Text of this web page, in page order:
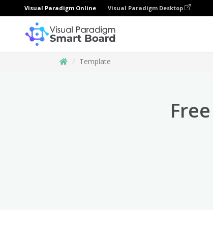
Visual Paradigm Online Visual Paradigm Desktop
Template